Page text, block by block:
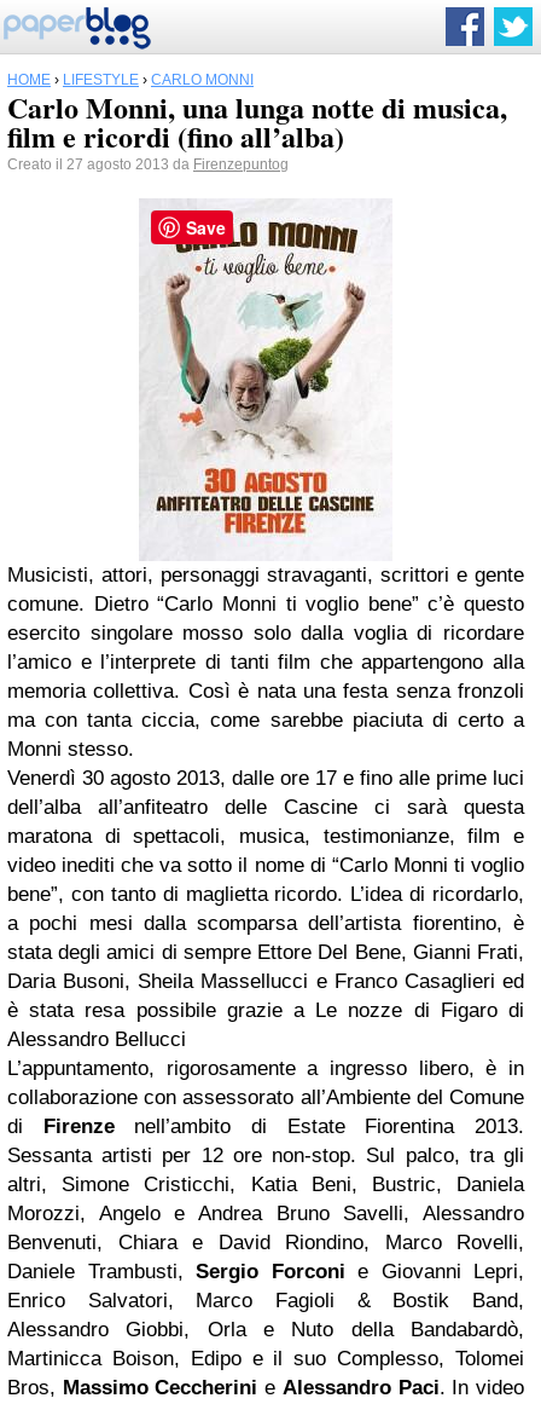
HOME › LIFESTYLE › CARLO MONNI
Carlo Monni, una lunga notte di musica,
film e ricordi (fino all’alba)
Creato il 27 agosto 2013 da Firenzepuntog
Musicisti, attori, personaggi stravaganti, scrittori e gente
comune. Dietro “Carlo Monni ti voglio bene” c’è questo
esercito singolare mosso solo dalla voglia di ricordare
l’amico e l’interprete di tanti film che appartengono alla
memoria collettiva. Così è nata una festa senza fronzoli
ma con tanta ciccia, come sarebbe piaciuta di certo a
Monni stesso.
Venerdì 30 agosto 2013, dalle ore 17 e fino alle prime luci
dell’alba all’anfiteatro delle Cascine ci sarà questa
maratona di spettacoli, musica, testimonianze, film e
video inediti che va sotto il nome di “Carlo Monni ti voglio
bene”, con tanto di maglietta ricordo. L’idea di ricordarlo,
a pochi mesi dalla scomparsa dell’artista fiorentino, è
stata degli amici di sempre Ettore Del Bene, Gianni Frati,
Daria Busoni, Sheila Massellucci e Franco Casaglieri ed
è stata resa possibile grazie a Le nozze di Figaro di
Alessandro Bellucci
L’appuntamento, rigorosamente a ingresso libero, è in
collaborazione con assessorato all’Ambiente del Comune
di Firenzenell’ambito di Estate Fiorentina 2013.
Sessanta artisti per 12 ore non-stop. Sul palco, tra gli
altri, Simone Cristicchi, Katia Beni, Bustric, Daniela
Morozzi, Angelo e Andrea Bruno Savelli, Alessandro
Benvenuti, Chiara e David Riondino, Marco Rovelli,
Daniele Trambusti, Sergio Forconi e Giovanni Lepri,
Enrico Salvatori, Marco Fagioli & Bostik Band,
Alessandro Giobbi, Orla e Nuto della Bandabardò,
Martinicca Boison, Edipo e il suo Complesso, Tolomei
Bros, Massimo Ceccherini e Alessandro Paci. In video
Save